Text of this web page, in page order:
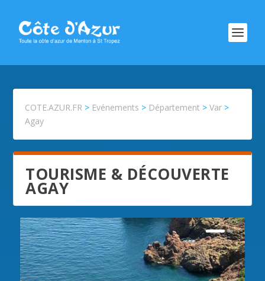
COTE.AZUR.FR > Evénements > Département >Var >
Agay
TOURISME & DÉCOUVERTE
AGAY